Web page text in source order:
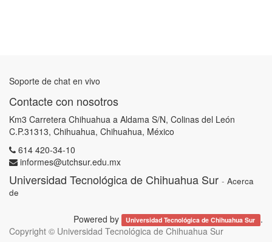
Soporte de chat en vivo
Contacte con nosotros
Km3 Carretera Chihuahua a Aldama S/N, Colinas del León
C.P.31313, Chihuahua, Chihuahua, México
614 420-34-10
informes@utchsur.edu.mx
Universidad Tecnológica de Chihuahua Sur - Acerca
de
Powered by Universidad Tecnológica de Chihuahua Sur
.
Copyright © Universidad Tecnológica de Chihuahua Sur